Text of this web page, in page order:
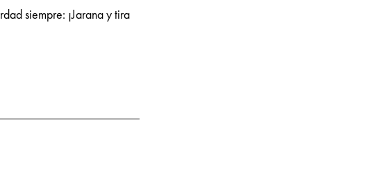
siempre: ¡Jarana y tira